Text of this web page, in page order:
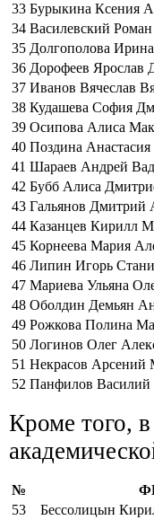
33 Бурыкина Ксения
34 Василевский
35 Долгополова
36 Дорофеев Ярослав
37 Иванов Вячеслав
38 Кудашева София
39 Осипова Алиса
40 Поздина
41 Шараев Андрей
42 Бубб Алиса
43 Гальянов Дмитрий
44 Казанцев Кирилл
45 Корнеева Мария
46 Липин Игорь
47 Мариева Ульяна
48 Оболдин Демьян
49 Рожкова Полина
50 Логинов Олег
51 Некрасов Арсений
52 Панфилов Василий
Кроме того,
№
53
Бессолицын